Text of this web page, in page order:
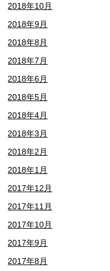
2018年10月
2018年9月
2018年8月
2018年7月
2018年6月
2018年5月
2018年4月
2018年3月
2018年2月
2018年1月
2017年12月
2017年11月
2017年10月
2017年9月
2017年8月